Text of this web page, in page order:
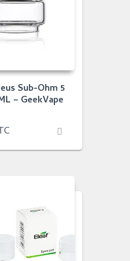
Sub-Ohm 5
– GeekVape